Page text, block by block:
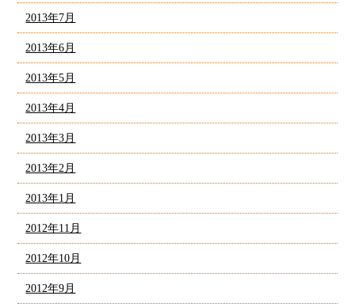
2013年7月
2013年6月
2013年5月
2013年4月
2013年3月
2013年2月
2013年1月
2012年11月
2012年10月
2012年9月